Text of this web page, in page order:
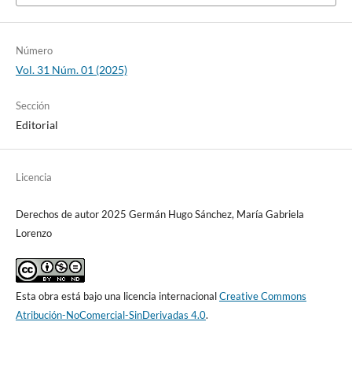
Número
Vol. 31 Núm. 01 (2025)
Sección
Editorial
Licencia
Derechos de autor 2025 Germán Hugo Sánchez, María Gabriela
Lorenzo
Esta obra está bajo una licencia internacionalCreative Commons
Atribución-NoComercial-SinDerivadas 4.0.